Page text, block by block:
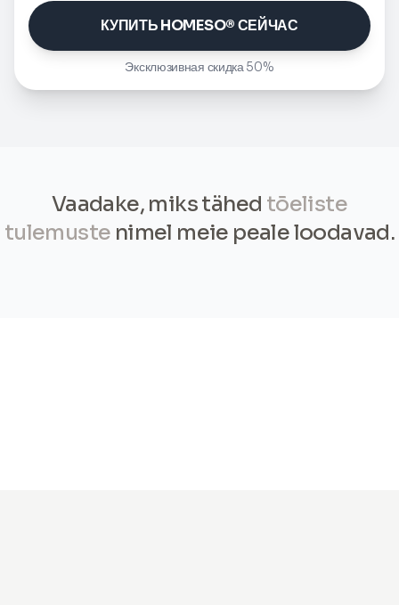
КУПИТЬ HOMESO® СЕЙЧАС
Эксклюзивная скидка 50%
Vaadake, miks tähed tõeliste
tulemuste nimel meie peale loodavad.